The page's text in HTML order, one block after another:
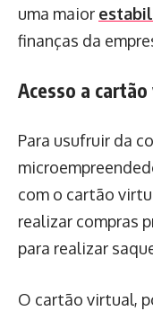
uma maior
finanças da
Acesso a
Para usufruir da
com o cartão
realizar compras
para realizar
O cartão virtual,